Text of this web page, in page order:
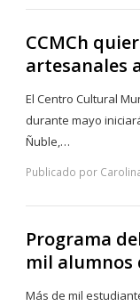
CCMCh
artesanales
El Centro Cultural
durante mayo
Ñuble,…
Publicado por
Programa
mil alumnos
Más de mil